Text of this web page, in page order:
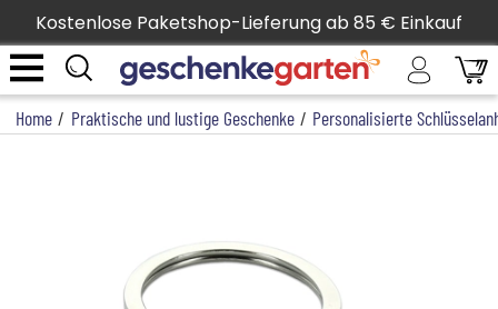
Kostenlose Paketshop-Lieferung ab 85 € Einkauf
Home / Praktische und lustige Geschenke / Personalisierte